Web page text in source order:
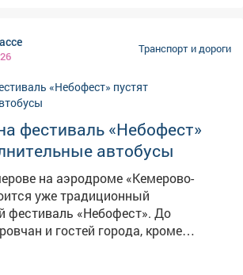
Транспорт и дороги
фестиваль «Небофест»
автобусы
на аэродроме «Кемерово-
уже традиционный
фестиваль «Небофест». До
и гостей города, кроме
№ 9, довезут и
Они будут курсировать с